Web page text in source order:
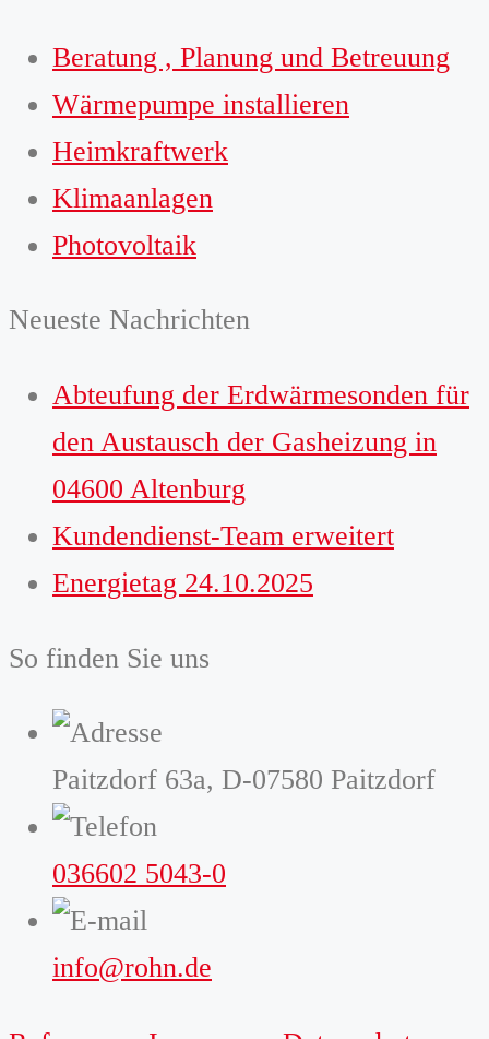
Beratung , Planung und Betreuung
Wärmepumpe installieren
Heimkraftwerk
Klimaanlagen
Photovoltaik
Neueste Nachrichten
Abteufung der Erdwärmesonden für
den Austausch der Gasheizung in
04600 Altenburg
Kundendienst-Team erweitert
Energietag 24.10.2025
So finden Sie uns
Paitzdorf 63a, D-07580 Paitzdorf
036602 5043-0
info@rohn.de